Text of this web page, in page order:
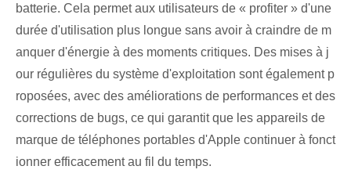
batterie. Cela permet aux utilisateurs de « profiter » d'une
durée d'utilisation plus longue sans avoir à craindre de m
anquer d'énergie à des moments critiques.⁣ Des mises à j
our régulières du système d'exploitation sont également p
roposées, avec des améliorations de performances et des
corrections de bugs, ce qui⁤ ⁢garantit que les ‌appareils‍ de
marque de téléphones portables d'Apple continuer à fonct
ionner efficacement au fil du temps.